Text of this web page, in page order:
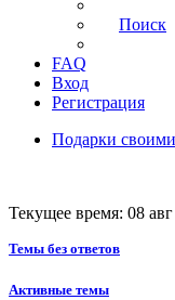
Поиск
FAQ
Вход
Регистрация
Подарки
Текущее время: 08
Темы без ответов
Активные темы